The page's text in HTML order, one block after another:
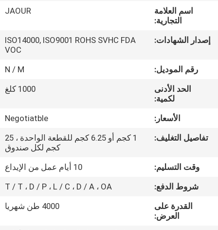
جولة
مراقبة
اتصل
أخبار
القضايا
اسم العلامة
التجارية:
JAOUR
إصدار الشهادات:
ISO14000, ISO9001 ROHS SVHC FDA
VOC
رقم الموديل:
N / M
الحد الأدنى
لكمية:
1000 كلغ
الأسعار:
Negotiatble
تفاصيل التغليف:
1 كجم أو 6.25 كجم للقطعة الواحدة ، 25
كجم لكل صندوق
وقت التسليم:
10 أيام عمل من الإيداع
شروط الدفع:
T / T ، D / P ، L / C ، D / A ، OA
القدرة على
العرض:
4000 طن شهريا